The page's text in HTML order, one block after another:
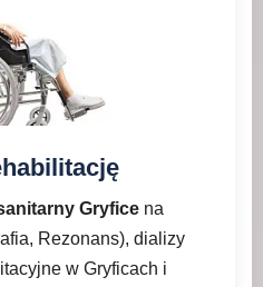
Gryfice na
Rezonans), dializy
w Gryficach i